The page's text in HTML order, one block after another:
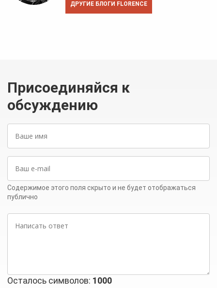
ДРУГИЕ БЛОГИ FLORENCE
Присоединяйся к
обсуждению
имя
mail
Содержимое этого поля скрыто и не будет отображаться
публично
ответ
Осталось символов: 1000